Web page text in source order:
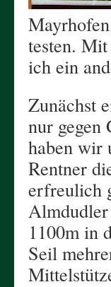
testen.
ich ein
Zunächst
nur gegen
haben wir
Rentner
erfreulich
Almdudler
1100m in
Seil